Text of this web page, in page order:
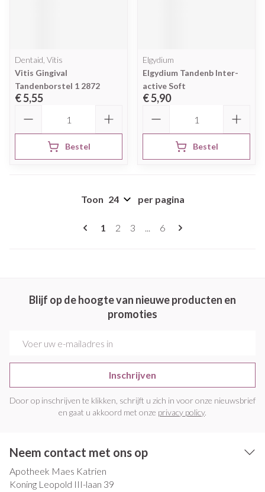
Dentaid, Vitis
Vitis Gingival
Tandenborstel 1 2872
€ 5,55
Bestel
Elgydium
Elgydium Tandenb Inter-
active Soft
€ 5,90
Bestel
Pagina's
U lees momenteel pagina
1 Pagina
2 Pagina
3 ... Pagina
6
Toon per pagina
Blijf op de hoogte van nieuwe producten en
promoties
Inschrijven
Door op inschrijven te klikken, schrijft u zich in voor onze nieuwsbrief
en gaat u akkoord met onze privacy policy.
Neem contact met ons op
Apotheek Maes Katrien
Koning Leopold III-laan 39